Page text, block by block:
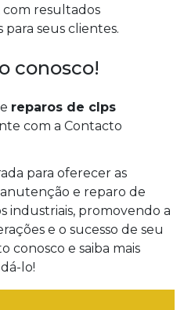
resultados
seus clientes.
conosco!
reparos de clps
com a Contacto
para oferecer as
e reparo de
industriais, promovendo a
e o sucesso de seu
conosco e saiba mais
lo!